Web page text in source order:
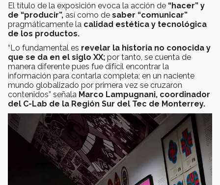
El título de la exposición evoca la acción de “hacer” y
de “producir”, así como de saber “comunicar”
pragmáticamente la calidad estética y tecnológica
de los productos.
“Lo fundamental es revelar la historia no conocida y
que se da en el siglo XX; por tanto, se cuenta de
manera diferente pues fue difícil encontrar la
información para contarla completa; en un naciente
mundo globalizado por primera vez se cruzaron
contenidos” señala Marco Lampugnani, coordinador
del C-Lab de la Región Sur del Tec de Monterrey.